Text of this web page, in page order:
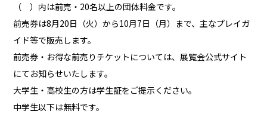
（ ）内は前売・20名以上の団体料金です。
前売券は8月20日（火）から10月7日（月）まで、主なプレイガ
イド等で販売します。
前売券・お得な前売りチケットについては、展覧会公式サイト
にてお知らせいたします。
大学生・高校生の方は学生証をご提示ください。
中学生以下は無料です。